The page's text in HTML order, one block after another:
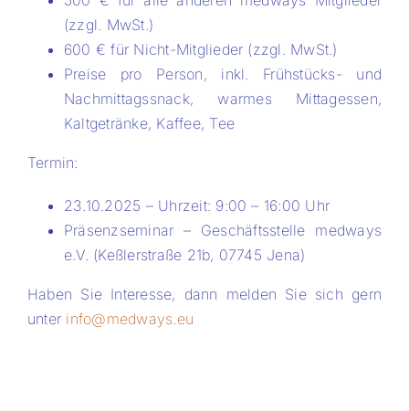
(zzgl. MwSt.)
600 € für Nicht-Mitglieder (zzgl. MwSt.)
Preise pro Person, inkl. Frühstücks- und
Nachmittagssnack, warmes Mittagessen,
Kaltgetränke, Kaffee, Tee
Termin:
23.10.2025 – Uhrzeit: 9:00 – 16:00 Uhr
Präsenzseminar – Geschäftsstelle medways
e.V. (Keßlerstraße 21b, 07745 Jena)
Haben Sie Interesse, dann melden Sie sich gern
unter info@medways.eu